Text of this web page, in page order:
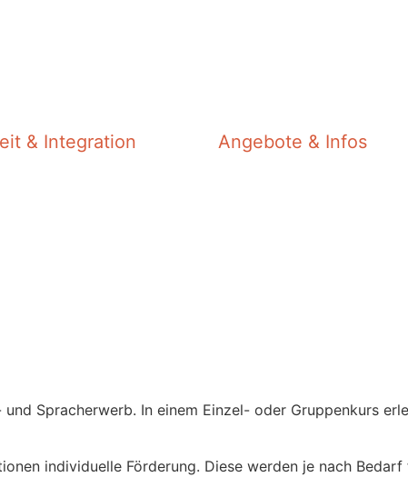
& Integration Angebote & Infos
Spracherwerb. In einem Einzel- oder Gruppenkurs
individuelle Förderung. Diese werden je nach